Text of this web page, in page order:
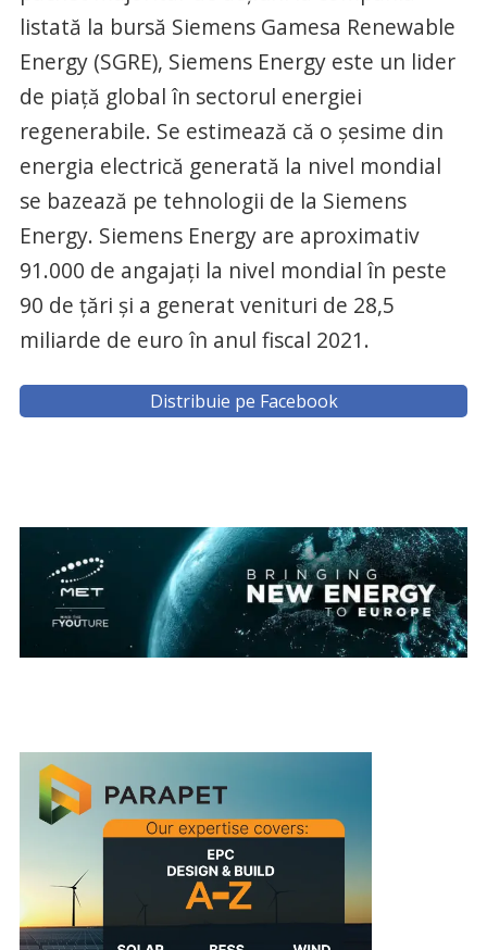
listată la bursă Siemens Gamesa Renewable
Energy (SGRE), Siemens Energy este un lider
de piață global în sectorul energiei
regenerabile. Se estimează că o șesime din
energia electrică generată la nivel mondial
se bazează pe tehnologii de la Siemens
Energy. Siemens Energy are aproximativ
91.000 de angajați la nivel mondial în peste
90 de țări și a generat venituri de 28,5
miliarde de euro în anul fiscal 2021.
Distribuie pe Facebook